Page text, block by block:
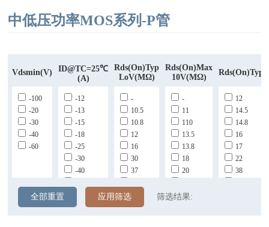
中低压功率MOS系列-P管
Vdsmin(v)
ID@TC=25℃
(A)
Rds(on)Typ
LoV(mΩ)
Rds(on)max
10V(mΩ)
-100
-20
-30
-40
-60
-12
-13
-15
-18
-25
-30
-40
-
10.5
10.8
12
16
30
37
45
5.8
-
11
110
13.5
13.8
18
20
52
12
14.5
14.8
16
17
22
38
全部重置 应用筛选 筛选结果: